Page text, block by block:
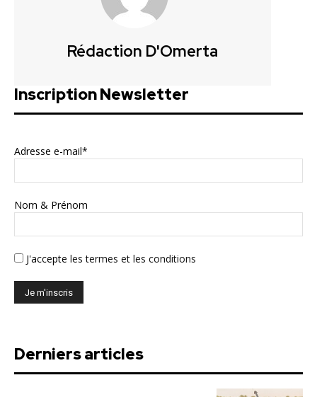
Rédaction D'Omerta
Inscription Newsletter
Adresse e-mail*
Nom & Prénom
J'accepte les termes et les conditions
Derniers articles